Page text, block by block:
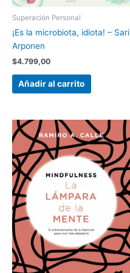
Superación Personal
¡Es la microbiota, idiota! – Sari
Arponen
$4.799,00
Añadir al carrito